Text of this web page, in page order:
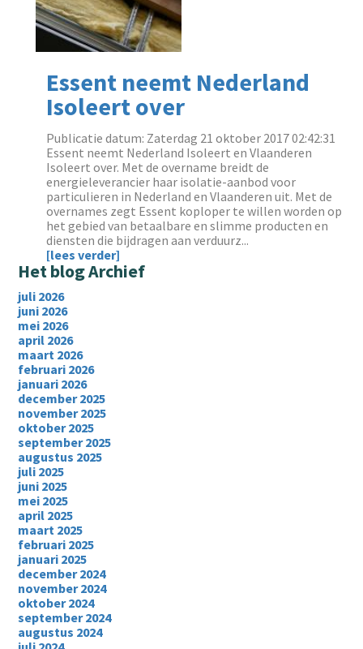
Essent neemt Nederland
Isoleert over
Publicatie datum: Zaterdag 21 oktober 2017 02:42:31
Essent neemt Nederland Isoleert en Vlaanderen
Isoleert over. Met de overname breidt de
energieleverancier haar isolatie-aanbod voor
particulieren in Nederland en Vlaanderen uit. Met de
overnames zegt Essent koploper te willen worden op
het gebied van betaalbare en slimme producten en
diensten die bijdragen aan verduurz...
[lees verder]
Het blog Archief
juli 2026
juni 2026
mei 2026
april 2026
maart 2026
februari 2026
januari 2026
december 2025
november 2025
oktober 2025
september 2025
augustus 2025
juli 2025
juni 2025
mei 2025
april 2025
maart 2025
februari 2025
januari 2025
december 2024
november 2024
oktober 2024
september 2024
augustus 2024